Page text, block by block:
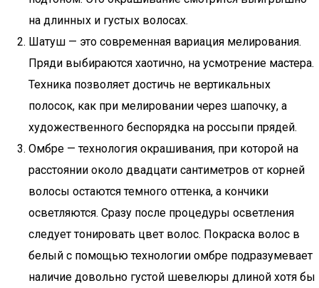
на длинных и густых волосах.
Шатуш — это современная вариация мелирования.
Пряди выбираются хаотично, на усмотрение мастера.
Техника позволяет достичь не вертикальных
полосок, как при мелировании через шапочку, а
художественного беспорядка на россыпи прядей.
Омбре — технология окрашивания, при которой на
расстоянии около двадцати сантиметров от корней
волосы остаются темного оттенка, а кончики
осветляются. Сразу после процедуры осветления
следует тонировать цвет волос. Покраска волос в
белый с помощью технологии омбре подразумевает
наличие довольно густой шевелюры длиной хотя бы